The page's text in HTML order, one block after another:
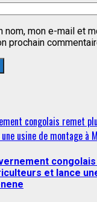
nom, mon e-mail et
prochain
congolais remet
usine de montage à
et lance